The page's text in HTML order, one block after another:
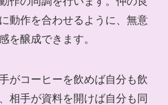
動作を合わせるように、無意
を醸成できます。
がコーヒーを飲めば自分も飲
相手が資料を開けば自分も同